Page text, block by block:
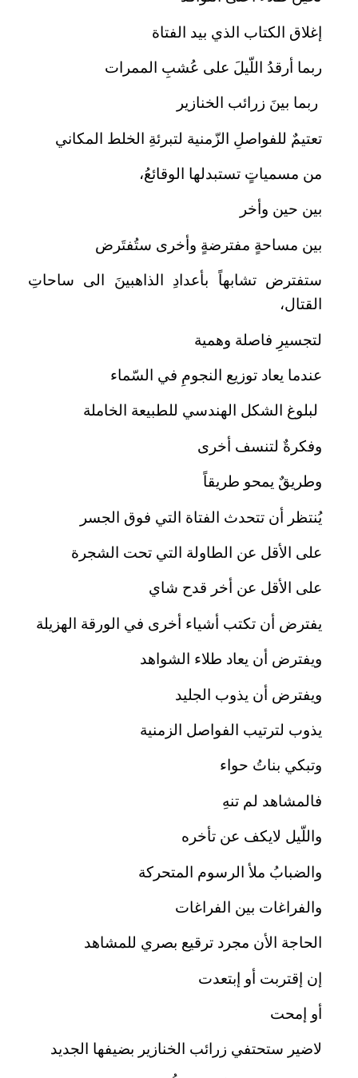
إغلاق الكتاب الذي بيد الفتاة
ربما أرقدُ اللّيلَ على عُشبِ الممرات
ربما بينَ زرائب الخنازير
تعتيمٌ للفواصلِ الزّمنية لتبرئةِ الخلط المكاني
من مسمياتٍ تستبدلها الوقائعُ،
بين حين وأخر
بين مساحةٍ مفترضةٍ وأخرى ستُفتَرض
ستفترض تشابهاً بأعدادِ الذاهبينَ الى ساحاتِ
القتال،
لتجسيرِ فاصلة وهمية
عندما يعاد توزيع النجومِ في السّماء
لبلوغ الشكل الهندسي للطبيعة الخاملة
وفكرةٌ لتنسف أخرى
وطريقٌ يمحو طريقاً
يُنتظر أن تتحدث الفتاة التي فوق الجسر
على الأقل عن الطاولة التي تحت الشجرة
على الأقل عن أخر قدح شاي
يفترض أن تكتب أشياء أخرى في الورقة الهزيلة
ويفترض أن يعاد طلاء الشواهد
ويفترض أن يذوب الجليد
يذوب لترتيب الفواصل الزمنية
وتبكي بناتُ حواء
فالمشاهد لم تنهِ
واللّيل لايكف عن تأخره
والضبابُ ملأ الرسوم المتحركة
والفراغات بين الفراغات
الحاجة الأن مجرد ترقيع بصري للمشاهد
إن إقتربت أو إبتعدت
أو إمحت
لاضير ستحتفي زرائب الخنازير بضيفها الجديد